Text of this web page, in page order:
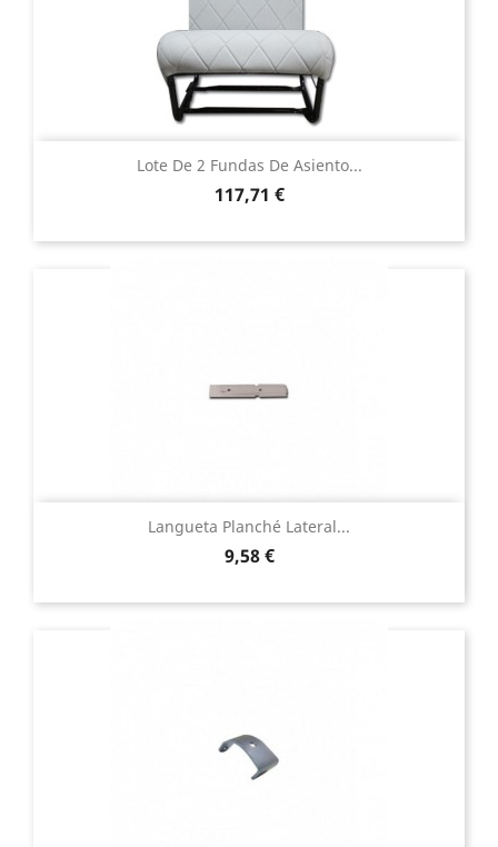
Lote De 2 Fundas De Asiento...
Precio
117,71 €
Langueta Planché Lateral...
Precio
9,58 €